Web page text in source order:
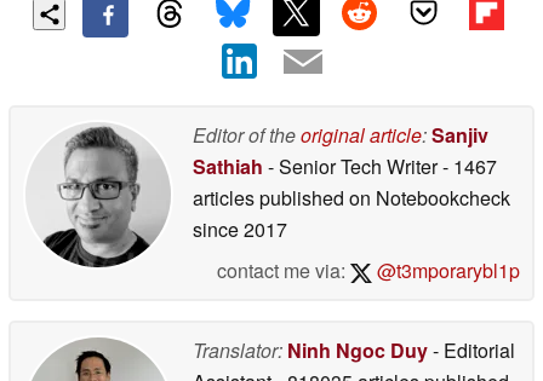
Editor of theoriginal article:Sanjiv
Sathiah - Senior Tech Writer- 1467
articles published on Notebookcheck
since 2017
contact me via:
@t3mporarybl1p
Translator: Ninh Ngoc Duy- Editorial